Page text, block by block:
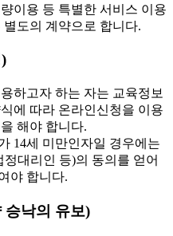
이용 등 특별한 서비스 이용
별도의 계약으로 합니다.
하고자 하는 자는 교육정보
에 따라 온라인신청을 이용
해야 합니다.
14세 미만인자일 경우에는
정대리인 등)의 동의를 얻어
야 합니다.
승낙의 유보)